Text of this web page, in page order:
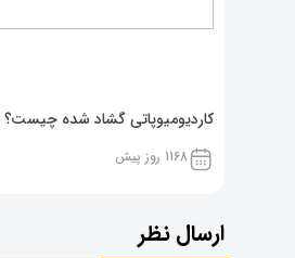
کاردیومیوپاتی گشاد شده چیست؟
پیشگیری و نشانه ها
1168 روز پیش
ارسال نظر